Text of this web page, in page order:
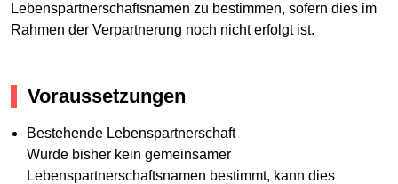
Lebenspartnerschaftsnamen zu bestimmen, sofern dies im
Rahmen der Verpartnerung noch nicht erfolgt ist.
Voraussetzungen
Bestehende Lebenspartnerschaft
Wurde bisher kein gemeinsamer
Lebenspartnerschaftsnamen bestimmt, kann dies